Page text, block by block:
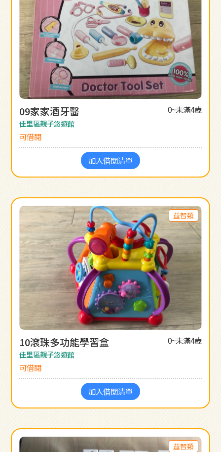
09家家酒牙醫 0~未滿4歲
佳里區親子悠遊館
可借閱
加入借閱清單
益智類
10滾珠多功能學習盒 0~未滿4歲
佳里區親子悠遊館
可借閱
加入借閱清單
益智類